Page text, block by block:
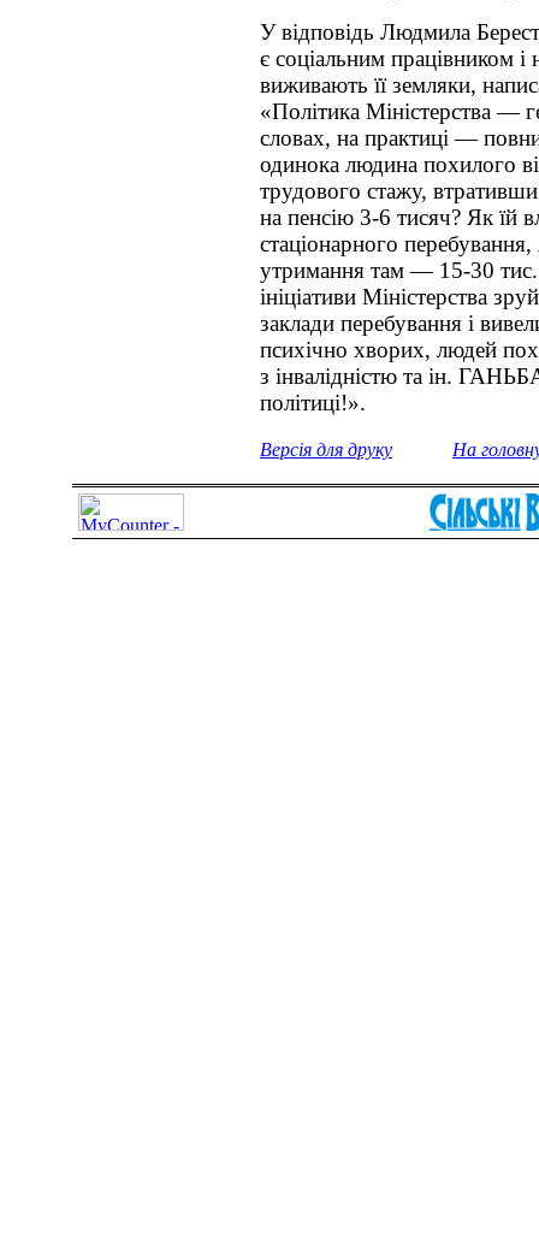
У відповідь Людмила
є соціальним працівником і
виживають її земляки,
«Політика Міністерства —
словах, на практиці —
одинока людина похилого
трудового стажу,
на пенсію 3-6 тисяч? Як їй
стаціонарного
утримання там — 15-30 тис.
ініціативи Міністерства
заклади перебування і
психічно хворих, людей
з інвалідністю та ін.
політиці!».
Версія для друку На